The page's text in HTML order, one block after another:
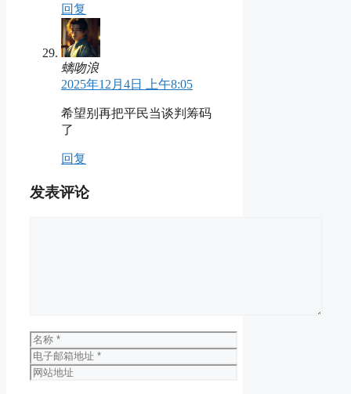
回复
螭吻浪
2025年12月4日 上午8:05
希望别再把平民当谈判筹码
了
回复
发表评论
名
称
电
子
网